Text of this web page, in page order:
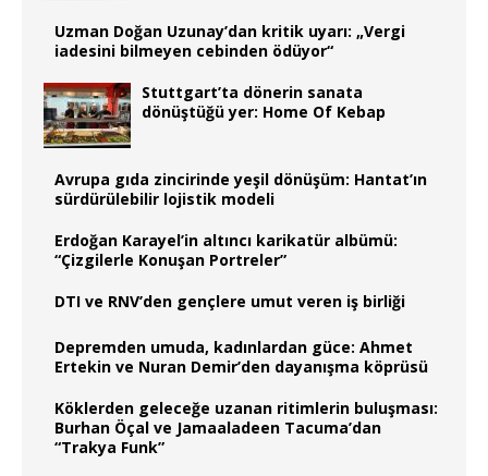
Uzman Doğan Uzunay’dan kritik uyarı: „Vergi
iadesini bilmeyen cebinden ödüyor“
Stuttgart’ta dönerin sanata
dönüştüğü yer: Home Of Kebap
Avrupa gıda zincirinde yeşil dönüşüm: Hantat’ın
sürdürülebilir lojistik modeli
Erdoğan Karayel’in altıncı karikatür albümü:
“Çizgilerle Konuşan Portreler”
DTI ve RNV’den gençlere umut veren iş birliği
Depremden umuda, kadınlardan güce: Ahmet
Ertekin ve Nuran Demir’den dayanışma köprüsü
Köklerden geleceğe uzanan ritimlerin buluşması:
Burhan Öçal ve Jamaaladeen Tacuma’dan
“Trakya Funk”